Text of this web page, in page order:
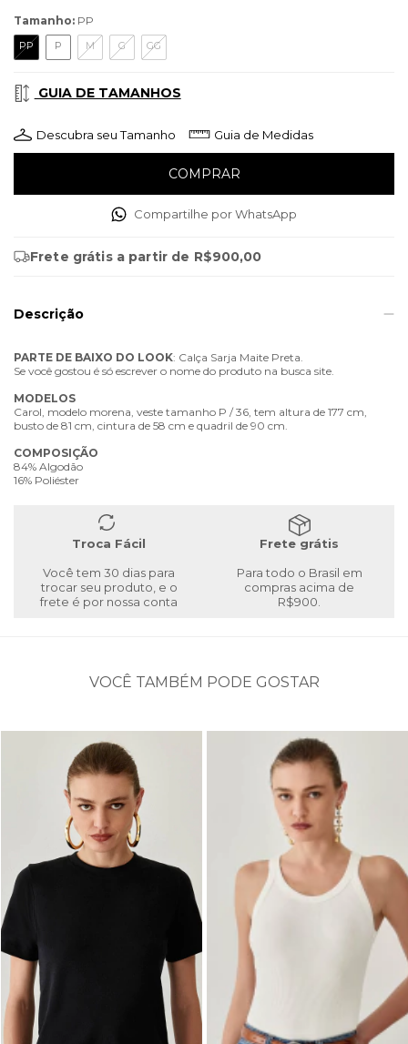
Tamanho: PP
PP P M G GG
GUIA DE TAMANHOS
Descubra seu Tamanho Guia de Medidas
Compartilhe por WhatsApp
Frete grátis a partir de R$900,00
Descrição
PARTE DE BAIXO DO LOOK: Calça Sarja Maite Preta.
Se você gostou é só escrever o nome do produto na busca site.
MODELOS
Carol, modelo morena, veste tamanho P / 36, tem altura de 177 cm,
busto de 81 cm, cintura de 58 cm e quadril de 90 cm.
COMPOSIÇÃO
84% Algodão
16% Poliéster
Troca Fácil
Você tem 30 dias para
trocar seu produto, e o
frete é por nossa conta
Frete grátis
Para todo o Brasil em
compras acima de
R$900.
VOCÊ TAMBÉM PODE GOSTAR